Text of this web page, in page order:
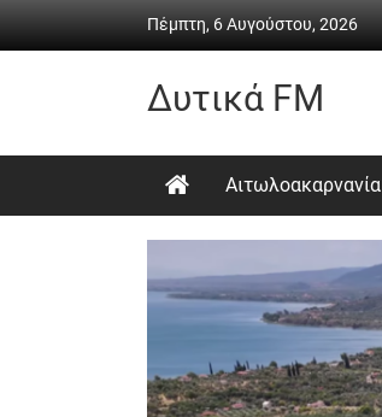
Πέμπτη, 6 Αυγούστου, 2026
Δυτικά FM
Καθημερινή
ψυχαγωγία
Αιτωλοακαρνανία